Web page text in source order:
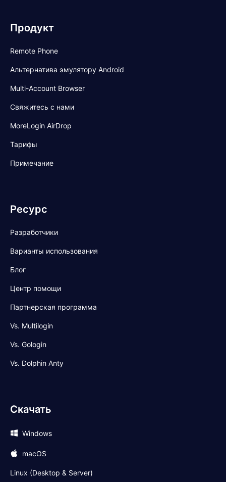
Продукт
Remote Phone
Альтернатива эмулятору Android
Multi-Account Browser
Свяжитесь с нами
MoreLogin AirDrop
Тарифы
Примечание
Ресурс
Разработчики
Варианты использования
Блог
Центр помощи
Партнерская программа
Vs. Multilogin
Vs. Gologin
Vs. Dolphin Anty
Скачать
Windows
macOS
Linux (Desktop & Server)